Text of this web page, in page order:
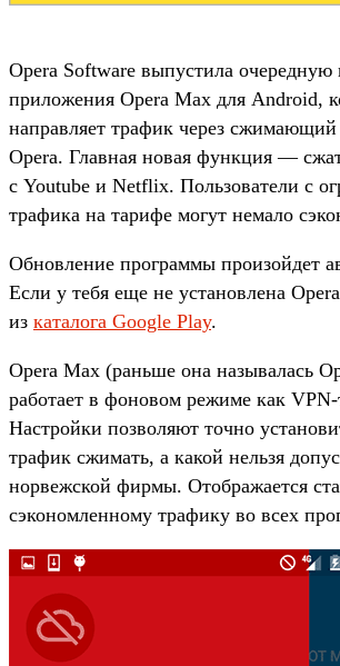
Opera Software выпустила очередную
приложения Opera Max для Android,
направляет трафик через сжимающий
Opera. Главная новая функция —
с Youtube и Netflix. Пользователи с
трафика на тарифе могут немало
Обновление программы произойдет
Если у тебя еще не установлена
из каталога Google Play.
Opera Max (раньше она называлась
работает в фоновом режиме как VPN-
Настройки позволяют точно
трафик сжимать, а какой нельзя
норвежской фирмы. Отображается
сэкономленному трафику во всех